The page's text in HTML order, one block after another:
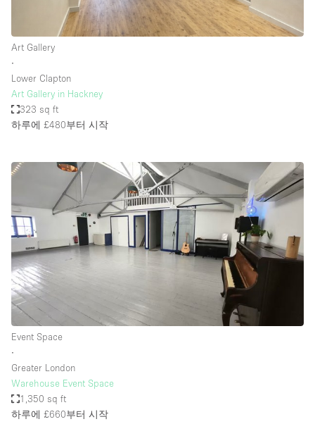
Art Gallery
∙
Lower Clapton
Art Gallery in Hackney
323 sq ft
하루에 £480부터 시작
Event Space
∙
Greater London
Warehouse Event Space
1,350 sq ft
하루에 £660부터 시작